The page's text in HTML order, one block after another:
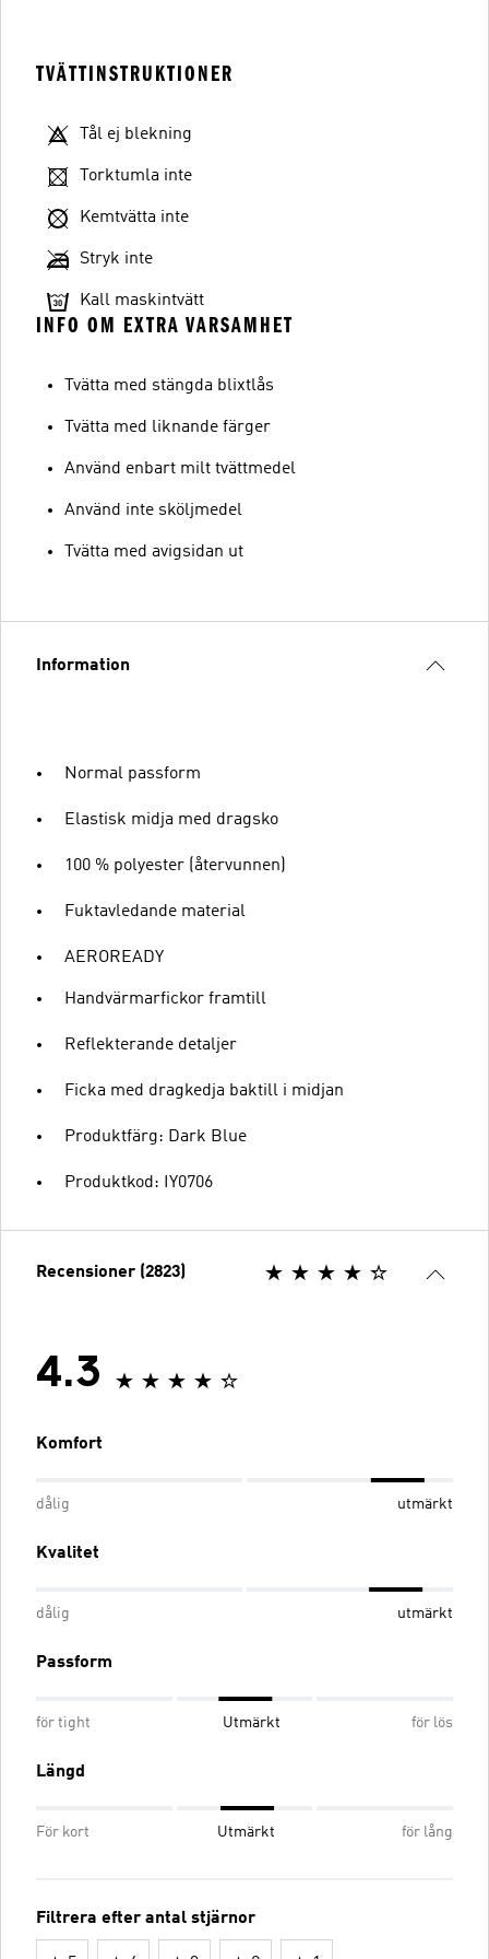
TVÄTTINSTRUKTIONER
Tål ej blekning
Torktumla inte
Kemtvätta inte
Stryk inte
Kall maskintvätt
INFO OM EXTRA VARSAMHET
Tvätta med stängda blixtlås
Tvätta med liknande färger
Använd enbart milt tvättmedel
Använd inte sköljmedel
Tvätta med avigsidan ut
Information
Normal passform
Elastisk midja med dragsko
100 % polyester (återvunnen)
Fuktavledande material
AEROREADY
Handvärmarfickor framtill
Reflekterande detaljer
Ficka med dragkedja baktill i midjan
Produktfärg: Dark Blue
Produktkod: IY0706
Recensioner (2823)
4.3
Komfort
dålig utmärkt
Kvalitet
dålig utmärkt
Passform
för tight Utmärkt för lös
Längd
För kort Utmärkt för lång
Filtrera efter antal stjärnor